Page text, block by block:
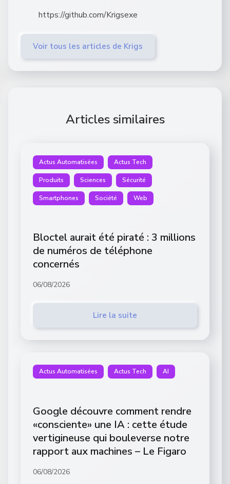
https://github.com/Krigsexe
Voir tous les articles de Krigs
Articles similaires
Actus Automatisées Actus Tech
Produits Sciences Sécurité
Smartphones Société Web
Bloctel aurait été piraté : 3 millions
de numéros de téléphone
concernés
06/08/2026
Lire la suite
Actus Automatisées Actus Tech AI
Google découvre comment rendre
«consciente» une IA : cette étude
vertigineuse qui bouleverse notre
rapport aux machines – Le Figaro
06/08/2026